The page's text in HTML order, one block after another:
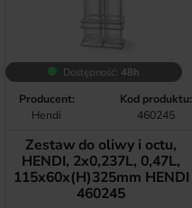
Dostępność: 48h
Producent:
Hendi
Kod produktu:
460245
Zestaw do oliwy i octu,
HENDI, 2x0,237L, 0,47L,
115x60x(H)325mm HENDI
460245